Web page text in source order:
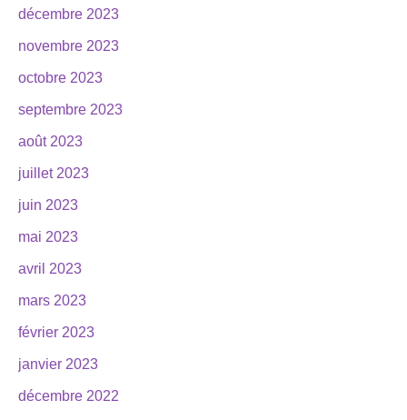
décembre 2023
novembre 2023
octobre 2023
septembre 2023
août 2023
juillet 2023
juin 2023
mai 2023
avril 2023
mars 2023
février 2023
janvier 2023
décembre 2022